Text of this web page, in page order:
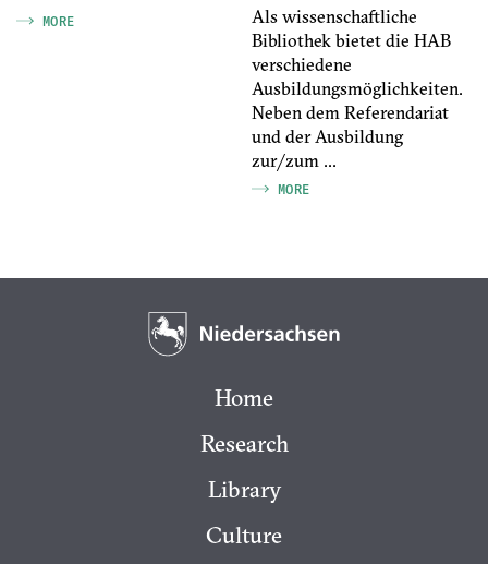
MORE
Als wissenschaftliche
Bibliothek bietet die HAB
verschiedene
Ausbildungsmöglichkeiten.
Neben dem Referendariat
und der Ausbildung
zur/zum ...
MORE
Home
Research
Library
Culture